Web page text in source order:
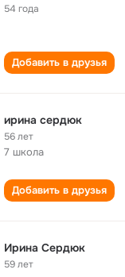
54 года
Добавить в друзья
ирина сердюк
56 лет
7 школа
Добавить в друзья
Ирина Сердюк
59 лет